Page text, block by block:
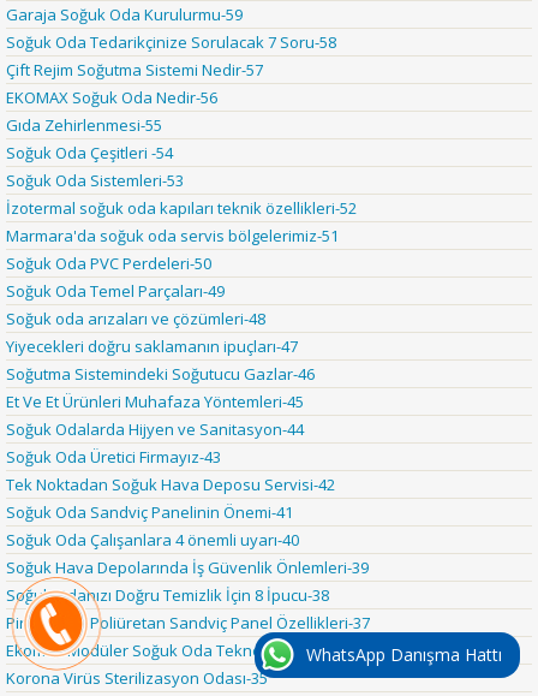
Garaja Soğuk Oda Kurulurmu-59
Soğuk Oda Tedarikçinize Sorulacak 7 Soru-58
Çift Rejim Soğutma Sistemi Nedir-57
EKOMAX Soğuk Oda Nedir-56
Gıda Zehirlenmesi-55
Soğuk Oda Çeşitleri -54
Soğuk Oda Sistemleri-53
İzotermal soğuk oda kapıları teknik özellikleri-52
Marmara'da soğuk oda servis bölgelerimiz-51
Soğuk Oda PVC Perdeleri-50
Soğuk Oda Temel Parçaları-49
Soğuk oda arızaları ve çözümleri-48
Yiyecekleri doğru saklamanın ipuçları-47
Soğutma Sistemindeki Soğutucu Gazlar-46
Et Ve Et Ürünleri Muhafaza Yöntemleri-45
Soğuk Odalarda Hijyen ve Sanitasyon-44
Soğuk Oda Üretici Firmayız-43
Tek Noktadan Soğuk Hava Deposu Servisi-42
Soğuk Oda Sandviç Panelinin Önemi-41
Soğuk Oda Çalışanlara 4 önemli uyarı-40
Soğuk Hava Depolarında İş Güvenlik Önlemleri-39
Soğuk Odanızı Doğru Temizlik İçin 8 İpucu-38
Pir and Pur Poliüretan Sandviç Panel Özellikleri-37
Ekomax Modüler Soğuk Oda Teknolojisi-36
Korona Virüs Sterilizasyon Odası-35
WhatsApp Danışma Hattı